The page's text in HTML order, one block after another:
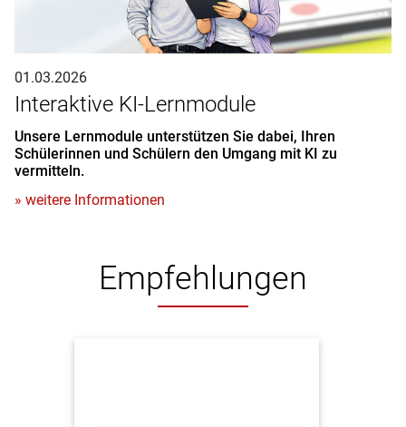
01.03.2026
Interaktive KI-Lernmodule
Unsere Lernmodule unterstützen Sie dabei, Ihren
Schülerinnen und Schülern den Umgang mit KI zu
vermitteln.
» weitere Informationen
Empfehlungen